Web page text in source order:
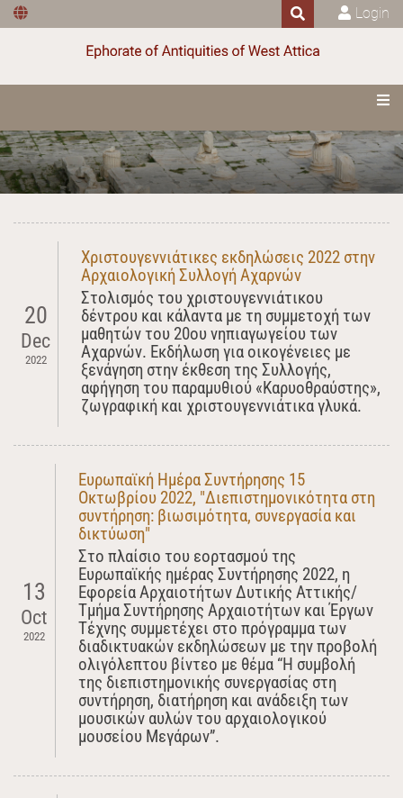
Login
20
Dec
2022
Χριστουγεννιάτικες εκδηλώσεις 2022 στην
Αρχαιολογική Συλλογή Αχαρνών
Στολισμός του χριστουγεννιάτικου
δέντρου και κάλαντα με τη συμμετοχή των
μαθητών του 20ου νηπιαγωγείου των
Αχαρνών. Εκδήλωση για οικογένειες με
ξενάγηση στην έκθεση της Συλλογής,
αφήγηση του παραμυθιού «Καρυοθραύστης»,
ζωγραφική και χριστουγεννιάτικα γλυκά.
13
Oct
2022
Ευρωπαϊκή Ημέρα Συντήρησης 15
Οκτωβρίου 2022, "Διεπιστημονικότητα στη
συντήρηση: βιωσιμότητα, συνεργασία και
δικτύωση"
Στο πλαίσιο του εορτασμού της
Ευρωπαϊκής ημέρας Συντήρησης 2022, η
Εφορεία Αρχαιοτήτων Δυτικής Αττικής/
Τμήμα Συντήρησης Αρχαιοτήτων και Έργων
Τέχνης συμμετέχει στο πρόγραμμα των
διαδικτυακών εκδηλώσεων με την προβολή
ολιγόλεπτου βίντεο με θέμα “Η συμβολή
της διεπιστημονικής συνεργασίας στη
συντήρηση, διατήρηση και ανάδειξη των
μουσικών αυλών του αρχαιολογικού
μουσείου Μεγάρων”.